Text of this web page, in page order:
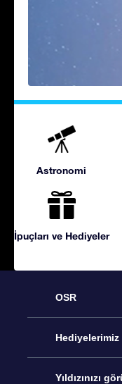
Astronomi
İpuçları ve Hediyeler
OSR
Hizmet
İletişim
Hediyelerimiz
Çevrimiçi
Yıldızınızı